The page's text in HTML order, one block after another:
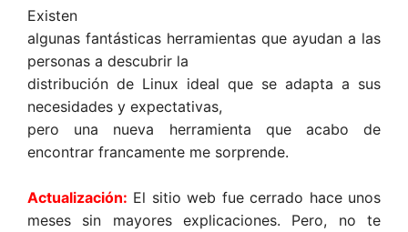
Existen
algunas fantásticas herramientas que ayudan a las
personas a descubrir la
distribución de Linux ideal que se adapta a sus
necesidades y expectativas,
pero una nueva herramienta que acabo de
encontrar francamente me sorprende.
Actualización: El sitio web fue cerrado hace unos
meses sin mayores explicaciones. Pero, no te